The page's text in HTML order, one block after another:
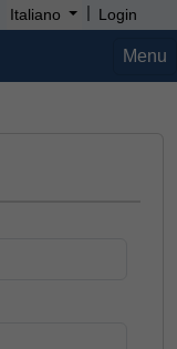
Italiano | Login
Menu